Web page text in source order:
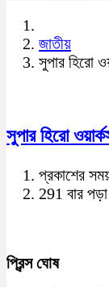
জাতীয়
সুপার হিরো
সুপার হিরো
প্রকাশের
291 বার
প্রিন্স ঘোষ